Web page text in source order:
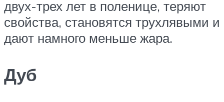
двух-трех лет в поленице, теряют
свойства, становятся трухлявыми и
дают намного меньше жара.
Дуб